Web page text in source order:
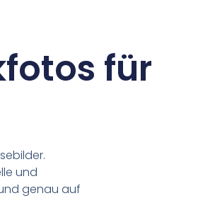
Bihlmayer
für
und
genau auf